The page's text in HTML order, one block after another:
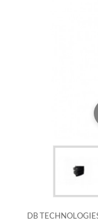
DB